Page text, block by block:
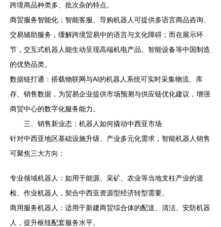
跨境商品种类多、批次杂的特点。
商贸服务智能化：智能客服、导购机器人可提供多语言商品咨询、
交易辅助服务，缓解跨境贸易中的语言与文化障碍；而在展示环
节，交互式机器人能生动呈现高端机电产品、智能设备等中国制造
的优势品类。
数据链打通：搭载物联网与AI的机器人系统可实时采集物流、库
存、销售数据，为贸易企业提供市场预测与供应链优化建议，增强
商贸中心的数字化服务能力。
三、销售新业态：机器人如何撬动中西亚市场
针对中西亚地区基础设施升级、产业多元化需求，智能机器人销售
可聚焦三大方向：
专业领域机器人：如用于能源、采矿、农业等当地支柱产业的巡
检、作业机器人，契合中西亚资源型经济转型需要。
商用服务机器人：适用于新建商贸综合体的配送、清洁、安防机器
人，提升枢纽配套服务水平。